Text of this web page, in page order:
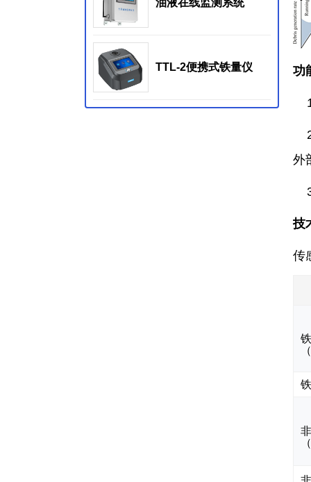
油液在线监测系统
TTL-2便携式铁量仪 功
1
2
外
3
技
传